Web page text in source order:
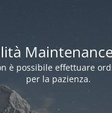
è possibile effettuare
per la pazienza.